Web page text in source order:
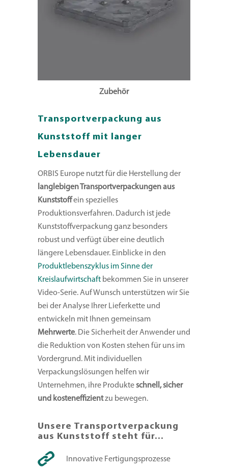
Zubehör
Transportverpackung aus
Kunststoff mit langer
Lebensdauer
ORBIS Europe nutzt für die Herstellung der
langlebigen Transportverpackungen aus
Kunststoffein spezielles
Produktionsverfahren. Dadurch ist jede
Kunststoffverpackung ganz besonders
robust und verfügt über eine deutlich
längere Lebensdauer. Einblicke in den
Produktlebenszyklus im Sinne der
Kreislaufwirtschaft bekommen Sie in unserer
Video-Serie. Auf Wunsch unterstützen wir Sie
bei der Analyse Ihrer Lieferkette und
entwickeln mit Ihnen gemeinsam
Mehrwerte. Die Sicherheit der Anwender und
die Reduktion von Kosten stehen für uns im
Vordergrund. Mit individuellen
Verpackungslösungen helfen wir
Unternehmen, ihre Produkteschnell, sicher
und kosteneffizientzu bewegen.
Unsere Transportverpackung
aus Kunststoff steht für…
Innovative Fertigungsprozesse